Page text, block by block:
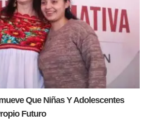
Que Niñas Y Adolescentes
Futuro